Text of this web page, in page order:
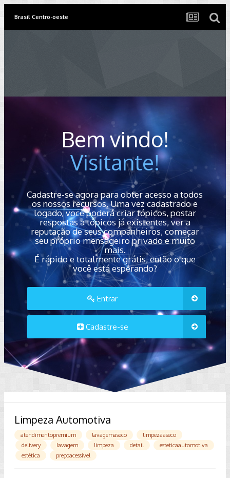
Brasil Centro-oeste
Bem vindo!
Visitante!
Cadastre-se agora para obter acesso a todos
os nossos recursos. Uma vez cadastrado e
logado, você poderá criar tópicos, postar
respostas a tópicos já existentes, ver a
reputação de seus companheiros, começar
seu próprio mensageiro privado e muito
mais.
É rápido e totalmente grátis, então o que
você está esperando?
Entrar
Cadastre-se
Limpeza Automotiva
atendimentopremium lavagemaseco
limpezaaseco
delivery
lavagem limpeza detail
esteticaautomotiva
estética
preçoacessivel